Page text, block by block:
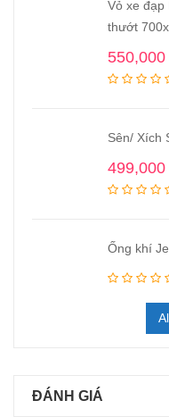
Vỏ xe đạp
thướt
550,000
Sên/ Xích
499,000
Ống khí
ĐÁNH GIÁ